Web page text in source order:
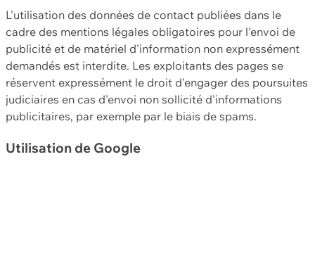
L'utilisation des données de contact publiées dans le
cadre des mentions légales obligatoires pour l'envoi de
publicité et de matériel d'information non expressément
demandés est interdite. Les exploitants des pages se
réservent expressément le droit d'engager des poursuites
judiciaires en cas d'envoi non sollicité d'informations
publicitaires, par exemple par le biais de spams.
Utilisation de Google